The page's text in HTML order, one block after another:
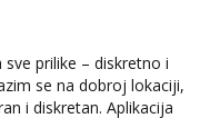
prilike – diskretno i
se na dobroj lokaciji,
i diskretan. Aplikacija